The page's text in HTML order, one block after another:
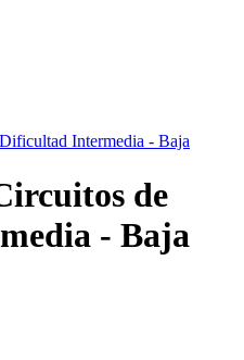
Intermedia - Baja
de
- Baja